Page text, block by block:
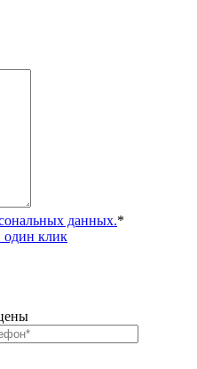
данных.*
один клик